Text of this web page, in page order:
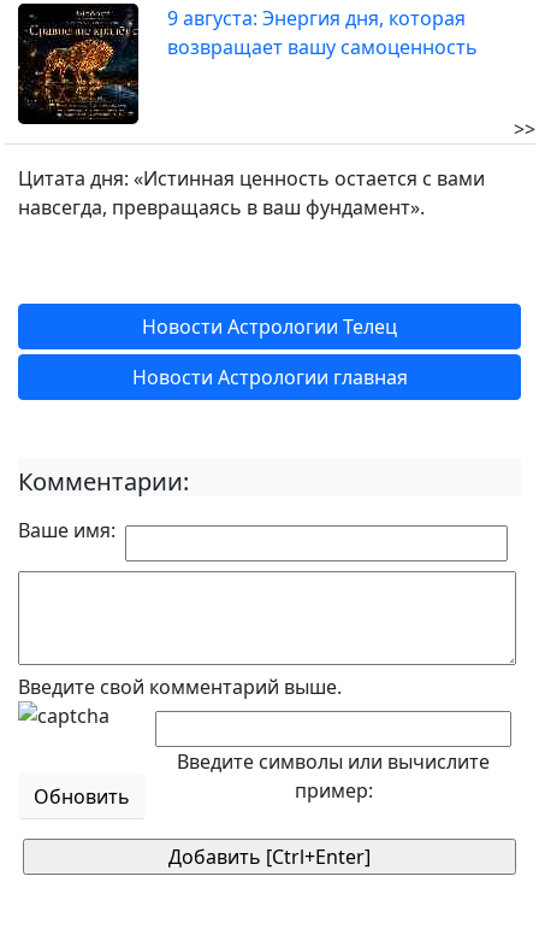
9 августа: Энергия дня, которая
возвращает вашу самоценность
>>
Цитата дня: «Истинная ценность остается с вами
навсегда, превращаясь в ваш фундамент».
Новости Астрологии Телец
Новости Астрологии главная
Комментарии:
Ваше имя:
Введите свой комментарий выше.
Обновить
Введите символы или вычислите
пример: